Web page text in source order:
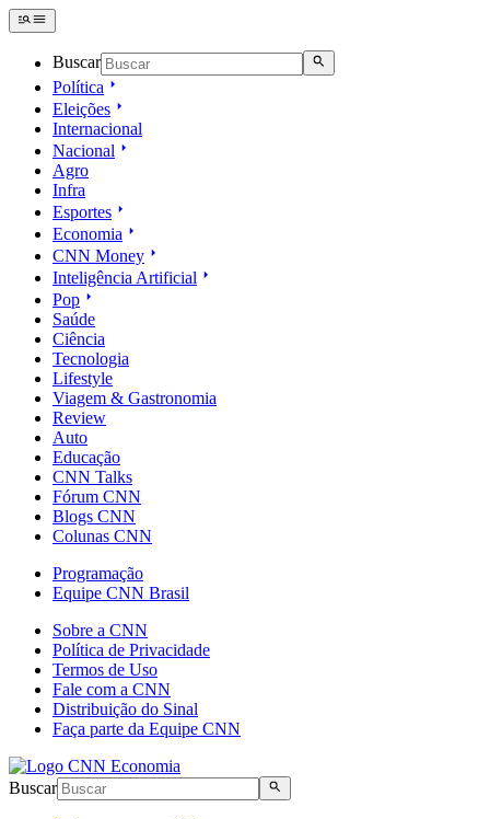
Buscar
Política
Eleições
Internacional
Nacional
Agro
Infra
Esportes
Economia
CNN Money
Inteligência Artificial
Pop
Saúde
Ciência
Tecnologia
Lifestyle
Viagem & Gastronomia
Review
Auto
Educação
CNN Talks
Fórum CNN
Blogs CNN
Colunas CNN
Programação
Equipe CNN Brasil
Sobre a CNN
Política de Privacidade
Termos de Uso
Fale com a CNN
Distribuição do Sinal
Faça parte da Equipe CNN
Buscar